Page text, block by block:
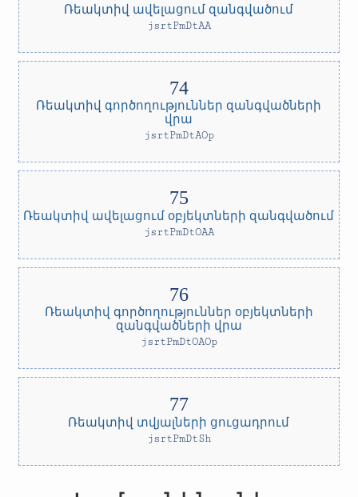
Ռեակտիվ ավելացում զանգվածում
jsrtPmDtAA
Ռեակտիվ գործողություններ զանգվածների
վրա
jsrtPmDtAOp
Ռեակտիվ ավելացում օբյեկտների զանգվածում
jsrtPmDtOAA
Ռեակտիվ գործողություններ օբյեկտների
զանգվածների վրա
jsrtPmDtOAOp
Ռեակտիվ տվյալների ցուցադրում
jsrtPmDtSh